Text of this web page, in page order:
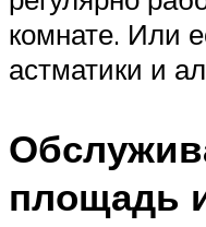
комнате. Или
астматики и
площадь